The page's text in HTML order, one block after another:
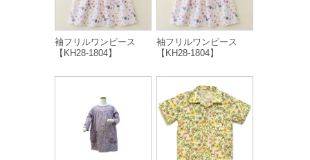
袖フリルワンピース
【KH28-1804】
袖フリルワンピース
【KH28-1804】